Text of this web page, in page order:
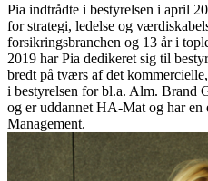
Pia indtrådte i bestyrelsen i april
for strategi, ledelse og
forsikringsbranchen og 13 år i
2019 har Pia dedikeret sig til
bredt på tværs af det
i bestyrelsen for bl.a. Alm. Brand
og er uddannet HA-Mat og har
Management.